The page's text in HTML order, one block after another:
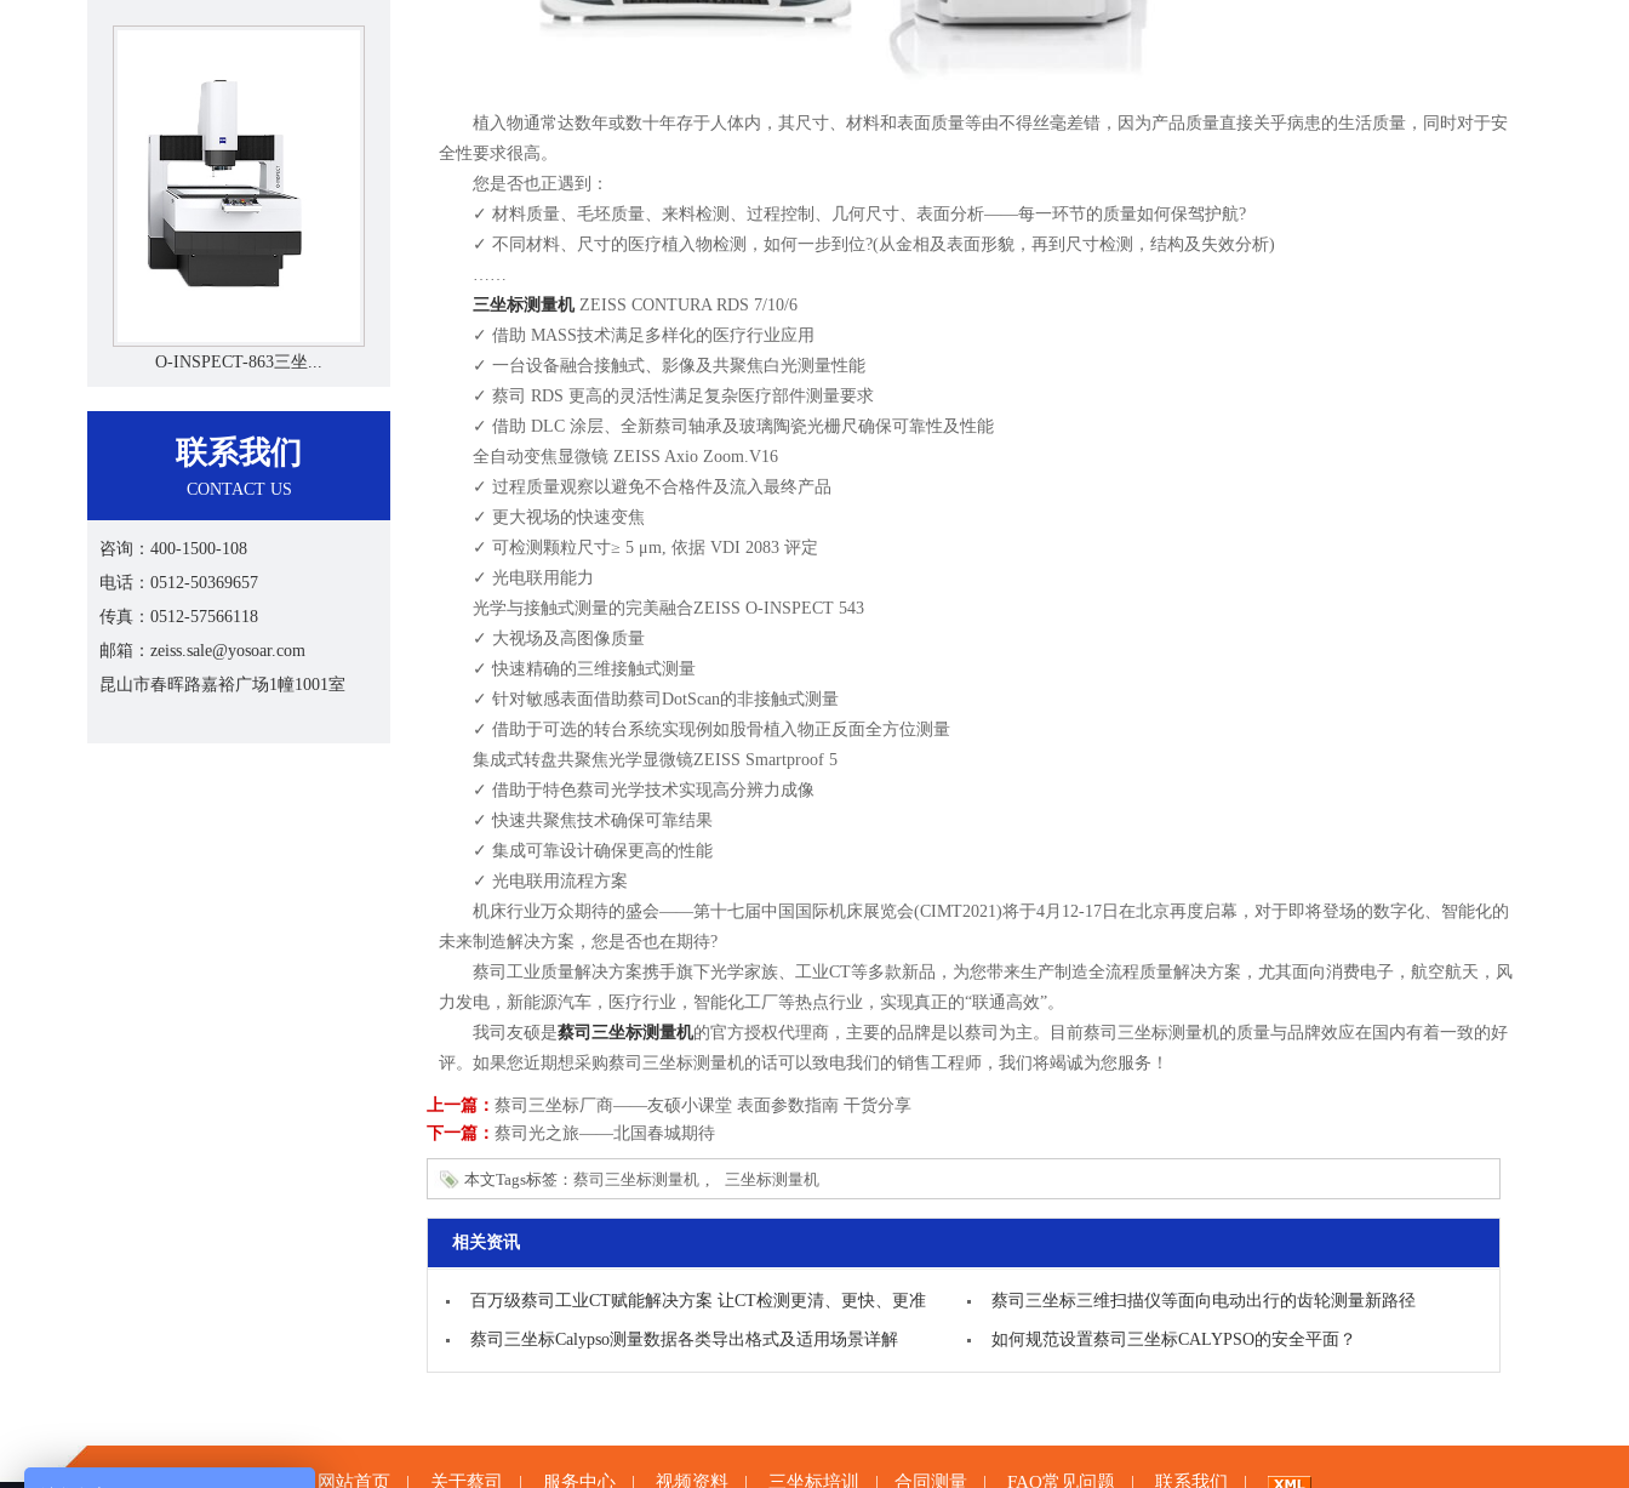
O-INSPECT-863三坐...
联系我们
CONTACT US
咨询：400-1500-108
电话：0512-50369657
传真：0512-57566118
邮箱：zeiss.sale@yosoar.com
昆山市春晖路嘉裕广场1幢1001室
植入物通常达数年或数十年存于人体内，其尺寸、材料和表面质量等由不得丝毫差错，因为产品质量直接关乎病患的生活质量，同时对于安
全性要求很高。
您是否也正遇到：
✓ 材料质量、毛坯质量、来料检测、过程控制、几何尺寸、表面分析——每一环节的质量如何保驾护航?
✓ 不同材料、尺寸的医疗植入物检测，如何一步到位?(从金相及表面形貌，再到尺寸检测，结构及失效分析)
三坐标测量机ZEISS CONTURA RDS 7/10/6
✓ 借助 MASS技术满足多样化的医疗行业应用
✓ 一台设备融合接触式、影像及共聚焦白光测量性能
✓ 蔡司 RDS 更高的灵活性满足复杂医疗部件测量要求
✓ 借助 DLC 涂层、全新蔡司轴承及玻璃陶瓷光栅尺确保可靠性及性能
全自动变焦显微镜 ZEISS Axio Zoom.V16
✓ 过程质量观察以避免不合格件及流入最终产品
✓ 更大视场的快速变焦
✓ 可检测颗粒尺寸≥ 5 μm, 依据 VDI 2083 评定
✓ 光电联用能力
光学与接触式测量的完美融合ZEISS O-INSPECT 543
✓ 大视场及高图像质量
✓ 快速精确的三维接触式测量
✓ 针对敏感表面借助蔡司DotScan的非接触式测量
✓ 借助于可选的转台系统实现例如股骨植入物正反面全方位测量
集成式转盘共聚焦光学显微镜ZEISS Smartproof 5
✓ 借助于特色蔡司光学技术实现高分辨力成像
✓ 快速共聚焦技术确保可靠结果
✓ 集成可靠设计确保更高的性能
✓ 光电联用流程方案
机床行业万众期待的盛会——第十七届中国国际机床展览会(CIMT2021)将于4月12-17日在北京再度启幕，对于即将登场的数字化、智能化的
未来制造解决方案，您是否也在期待?
蔡司工业质量解决方案携手旗下光学家族、工业CT等多款新品，为您带来生产制造全流程质量解决方案，尤其面向消费电子，航空航天，风
力发电，新能源汽车，医疗行业，智能化工厂等热点行业，实现真正的“联通高效”。
我司友硕是蔡司三坐标测量机的官方授权代理商，主要的品牌是以蔡司为主。目前蔡司三坐标测量机的质量与品牌效应在国内有着一致的好
评。如果您近期想采购蔡司三坐标测量机的话可以致电我们的销售工程师，我们将竭诚为您服务！
上一篇： 蔡司三坐标厂商——友硕小课堂 表面参数指南 干货分享
下一篇： 蔡司光之旅——北国春城期待
本文Tags标签： 蔡司三坐标测量机 三坐标测量机
相关资讯
百万级蔡司工业CT赋能解决方案 让CT检测更清、更快、更准 蔡司三坐标三维扫描仪等面向电动出行的齿轮测量新路径
蔡司三坐标Calypso测量数据各类导出格式及适用场景详解 如何规范设置蔡司三坐标CALYPSO的安全平面？
网站首页 关于蔡司 服务中心 视频资料 三坐标培训 合同测量 FAQ常见问题 联系我们